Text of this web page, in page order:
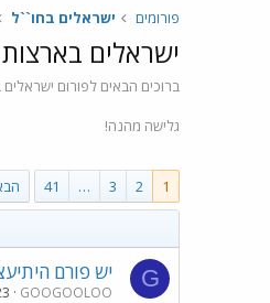
פורומים ישראלים בחו``ל
ישראלים
ברוכים הבאים לפורום
גלישה מהנה!
1
2
3
…
41
G יש פורם
GOOGOOLOO